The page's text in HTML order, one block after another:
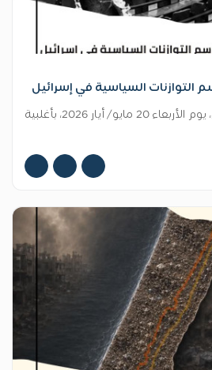
التوازنات السياسية في إسرائيل
صوّت الكنيست الإسرائيلي، يوم الأربعاء 20 مايو/ أيار 2026، بأغلبية